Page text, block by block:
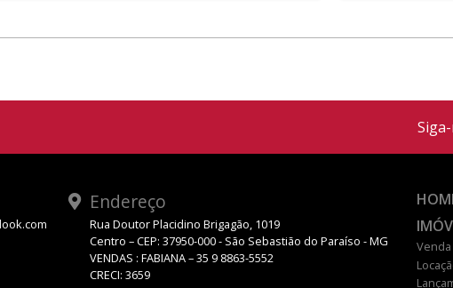
Endereço
Rua Doutor Placidino Brigagão, 1019
Centro – CEP: 37950-000 - São Sebastião do Paraíso - MG
VENDAS : FABIANA – 35 9 8863-5552
CRECI: 3659
Venda